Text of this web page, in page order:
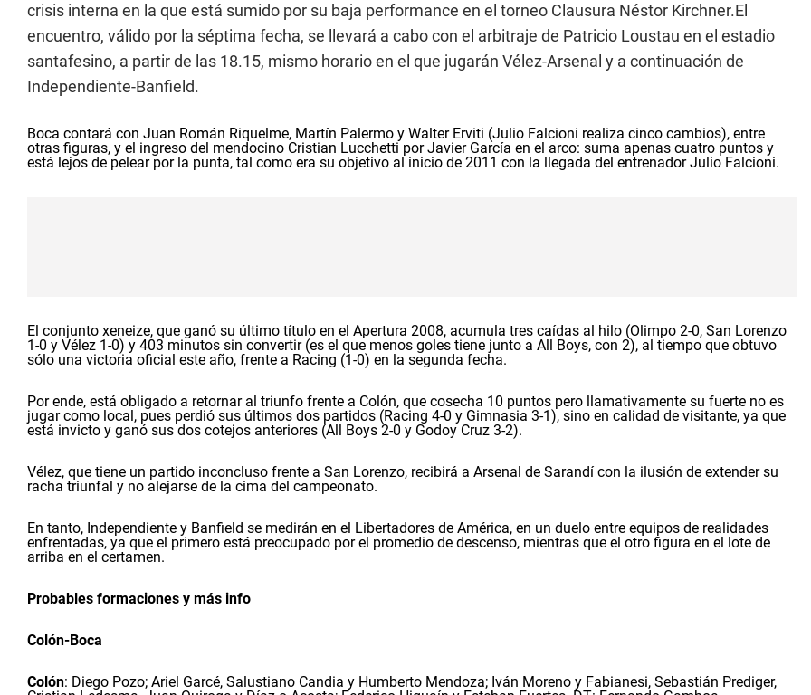
crisis interna en la que está sumido por su baja performance en el torneo Clausura Néstor Kirchner.El
encuentro, válido por la séptima fecha, se llevará a cabo con el arbitraje de Patricio Loustau en el estadio
santafesino, a partir de las 18.15, mismo horario en el que jugarán Vélez-Arsenal y a continuación de
Independiente-Banfield.
Boca contará con Juan Román Riquelme, Martín Palermo y Walter Erviti (Julio Falcioni realiza cinco cambios), entre
otras figuras, y el ingreso del mendocino Cristian Lucchetti por Javier García en el arco: suma apenas cuatro puntos y
está lejos de pelear por la punta, tal como era su objetivo al inicio de 2011 con la llegada del entrenador Julio Falcioni.
El conjunto xeneize, que ganó su último título en el Apertura 2008, acumula tres caídas al hilo (Olimpo 2-0, San Lorenzo
1-0 y Vélez 1-0) y 403 minutos sin convertir (es el que menos goles tiene junto a All Boys, con 2), al tiempo que obtuvo
sólo una victoria oficial este año, frente a Racing (1-0) en la segunda fecha.
Por ende, está obligado a retornar al triunfo frente a Colón, que cosecha 10 puntos pero llamativamente su fuerte no es
jugar como local, pues perdió sus últimos dos partidos (Racing 4-0 y Gimnasia 3-1), sino en calidad de visitante, ya que
está invicto y ganó sus dos cotejos anteriores (All Boys 2-0 y Godoy Cruz 3-2).
Vélez, que tiene un partido inconcluso frente a San Lorenzo, recibirá a Arsenal de Sarandí con la ilusión de extender su
racha triunfal y no alejarse de la cima del campeonato.
En tanto, Independiente y Banfield se medirán en el Libertadores de América, en un duelo entre equipos de realidades
enfrentadas, ya que el primero está preocupado por el promedio de descenso, mientras que el otro figura en el lote de
arriba en el certamen.
Probables formaciones y más info
Colón-Boca
Colón: Diego Pozo; Ariel Garcé, Salustiano Candia y Humberto Mendoza; Iván Moreno y Fabianesi, Sebastián Prediger,